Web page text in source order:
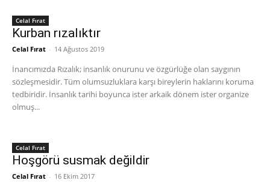
Celal Fırat
Kurban rızalıktır
Celal Fırat - 14 Ağustos 2019
İnancımızda Rızalık; insanlık onurunu ve özgürlüğe olan saygının
sözleşmesidir. Tüm olumsuzluklara karşı bireylerin haklarını koruma
tedbiridir. İnsanlık tarihi boyunca ister arkaik dönem ister organize
olmuş...
Celal Fırat
Hoşgörü susmak değildir
Celal Fırat - 16 Ekim 2017